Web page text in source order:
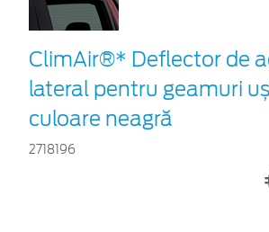
ClimAir®* Deflector de
lateral pentru geamuri
culoare neagră
2718196